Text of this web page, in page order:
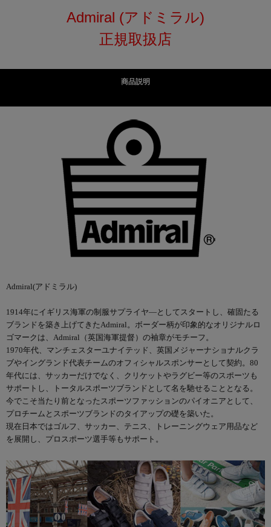
Admiral (アドミラル)
正規取扱店
商品説明
Admiral(アドミラル)
1914年にイギリス海軍の制服サプライヤ―としてスタートし、確固たる
ブランドを築き上げてきたAdmiral。ボーダー柄が印象的なオリジナルロ
ゴマークは、Admiral（英国海軍提督）の袖章がモチーフ。
1970年代、マンチェスターユナイテッド、英国メジャーナショナルクラ
ブやイングランド代表チームのオフィシャルスポンサーとして契約。80
年代には、サッカーだけでなく、クリケットやラグビー等のスポーツも
サポートし、トータルスポーツブランドとして名を馳せることとなる。
今でこそ当たり前となったスポーツファッションのパイオニアとして、
プロチームとスポーツブランドのタイアップの礎を築いた。
現在日本ではゴルフ、サッカー、テニス、トレーニングウェア用品など
を展開し、プロスポーツ選手等もサポート。